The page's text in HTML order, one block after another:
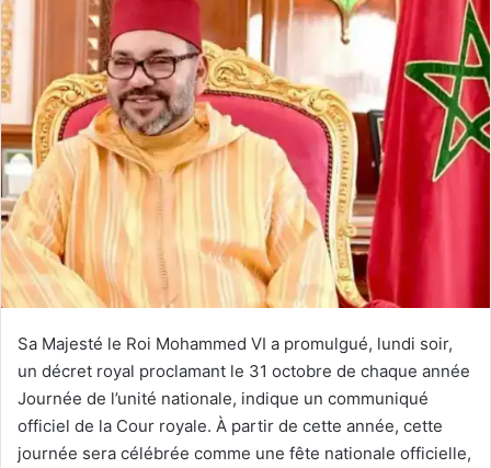
Sa Majesté le Roi Mohammed VI a promulgué, lundi soir,
un décret royal proclamant le 31 octobre de chaque année
Journée de l’unité nationale, indique un communiqué
officiel de la Cour royale. À partir de cette année, cette
journée sera célébrée comme une fête nationale officielle,